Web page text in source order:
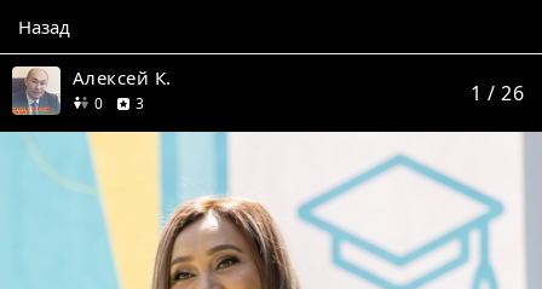
Назад
Алексей К.
0друзей
3отзыва 1 / 26